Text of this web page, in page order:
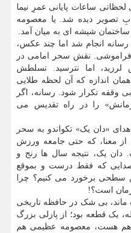
لحظاتی ساعات پایانی عمرِ نیما
تصویر دیده شد. یا معصومه
شیشه ای به میان آمد.
انجام شد اما چند عکس،
نقش سحر امامی در
لرزید، اما نترسید. تسلطش
اندازه که آن لحظه طلایی
وقفه تکرار شود. رسانه، اگر
را در راه تقدیس می
«دان یک» تکواندو به سحر
از معنا، که حتی جامعه ورزش
یک، نتیجه سال ها رنج و
صدایی که فقط درست و بموقع
سطحی برخورد می کنیم؟ چرا
است؟!
بی شک در حافظه تاریخی
یک قطعه بود؛ از پازلی بزرگ
هم هست، معصومه عظیمی هم